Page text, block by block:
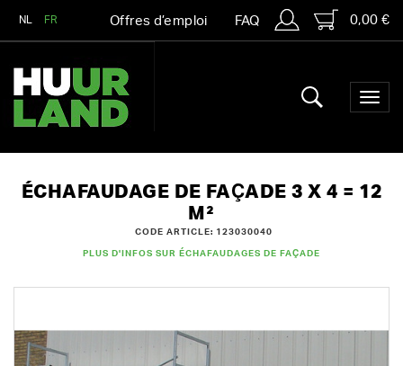
NL FR Offres d’emploi FAQ 0,00 €
ÉCHAFAUDAGE DE FAÇADE 3 X 4 = 12
M²
CODE ARTICLE: 123030040
PLUS D'INFOS SUR ÉCHAFAUDAGES DE FAÇADE